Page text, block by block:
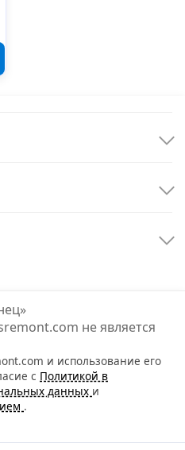
3
не является
и использование его
с Политикой в
данных и
.